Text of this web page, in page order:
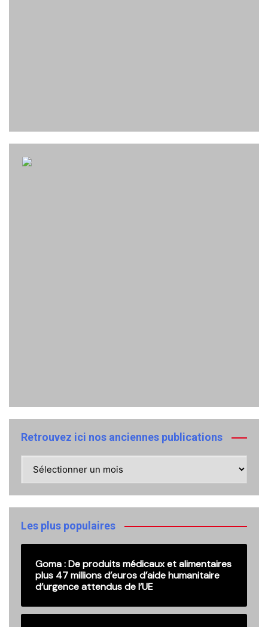
Retrouvez ici nos anciennes publications
anciennes
publications
Les plus populaires
Goma : De produits médicaux et alimentaires
plus 47 millions d’euros d’aide humanitaire
d’urgence attendus de l’UE